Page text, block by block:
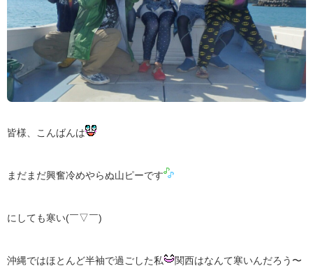
皆様、こんばんは
まだまだ興奮冷めやらぬ山ピーです
にしても寒い(￣▽￣)
沖縄ではほとんど半袖で過ごした私 関西はなんて寒いんだろう〜